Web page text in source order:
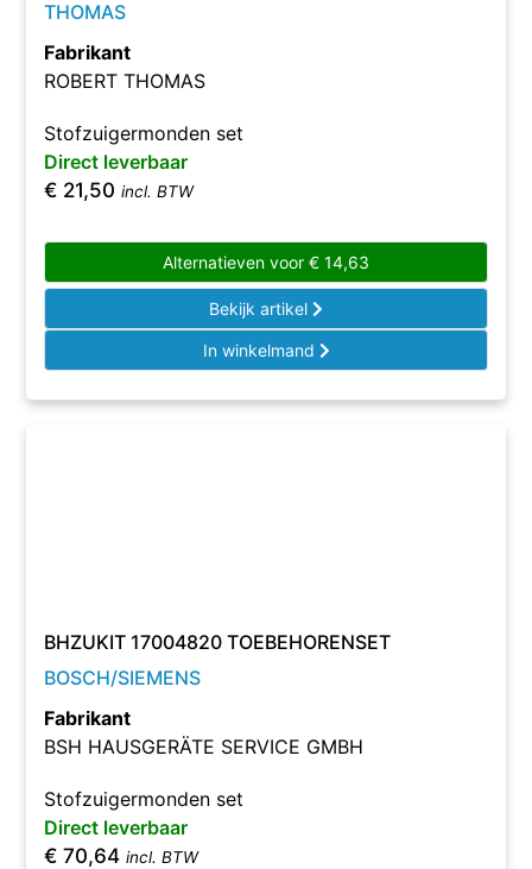
THOMAS
Fabrikant
ROBERT THOMAS
Stofzuigermonden set
Direct leverbaar
€ 21,50 incl. BTW
Alternatieven voor € 14,63
Bekijk artikel
In winkelmand
BHZUKIT 17004820 TOEBEHORENSET
BOSCH/SIEMENS
Fabrikant
BSH HAUSGERÄTE SERVICE GMBH
Stofzuigermonden set
Direct leverbaar
€ 70,64 incl. BTW